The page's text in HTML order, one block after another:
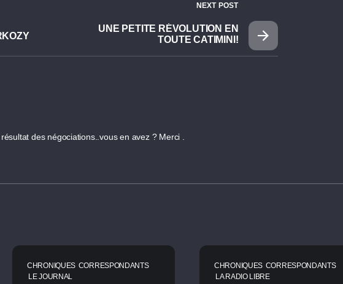
NEXT POST
UNE PETITE RÉVOLUTION EN
TOUTE CATIMINI!
des négociations..vous en avez ? Merci .
CHRONIQUES CORRESPONDANTS
LE JOURNAL
CHRONIQUES CORRESPONDANTS
LA RADIO LIBRE